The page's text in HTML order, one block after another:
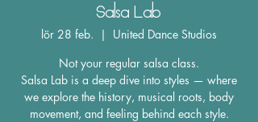
Salsa Lab
lör 28 feb.
  |
United Dance Studios
Not your regular salsa class.
Salsa Lab is a deep dive into styles — where
we explore the history, musical roots, body
movement, and feeling behind each style.